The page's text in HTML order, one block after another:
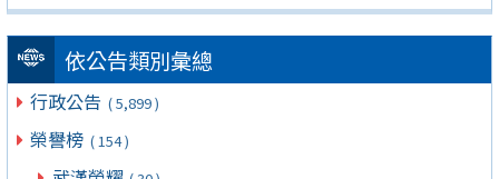
依公告類別彙總
行政公告 ( 5,899 )
榮譽榜 ( 154 )